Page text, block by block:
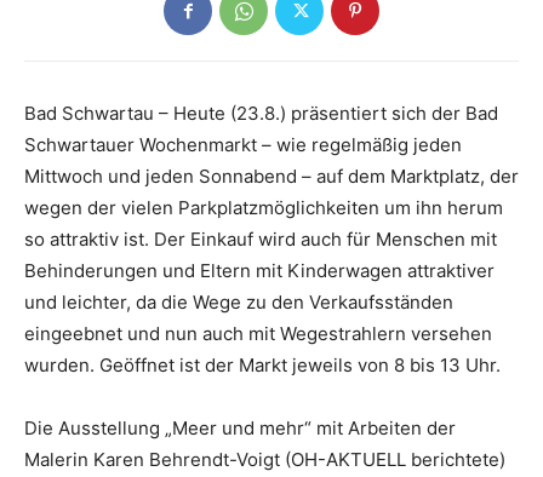
Bad Schwartau – Heute (23.8.) präsentiert sich der Bad
Schwartauer Wochenmarkt – wie regelmäßig jeden
Mittwoch und jeden Sonnabend – auf dem Marktplatz, der
wegen der vielen Parkplatzmöglichkeiten um ihn herum
so attraktiv ist. Der Einkauf wird auch für Menschen mit
Behinderungen und Eltern mit Kinderwagen attraktiver
und leichter, da die Wege zu den Verkaufsständen
eingeebnet und nun auch mit Wegestrahlern versehen
wurden. Geöffnet ist der Markt jeweils von 8 bis 13 Uhr.
Die Ausstellung „Meer und mehr“ mit Arbeiten der
Malerin Karen Behrendt-Voigt (OH-AKTUELL berichtete)